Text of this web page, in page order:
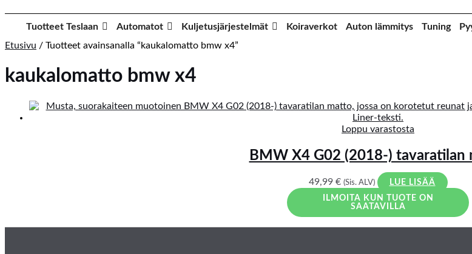
Tuotteet Teslaan Automatot Kuljetusjärjestelmät Koiraverkot Auton lämmitys Tuning
Etusivu / Tuotteet avainsanalla “kaukalomatto bmw x4”
kaukalomatto bmw x4
Loppu varastosta
BMW X4 G02 (2018-) tavaratilan
49,99 € (Sis. ALV)
LUE LISÄÄ
ILMOITA KUN TUOTE ON
SAATAVILLA